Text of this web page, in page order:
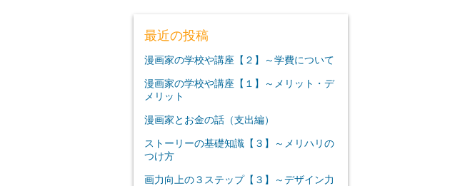
最近の投稿
漫画家の学校や講座【２】～学費について
漫画家の学校や講座【１】～メリット・デ
メリット
漫画家とお金の話（支出編）
ストーリーの基礎知識【３】～メリハリの
つけ方
画力向上の３ステップ【３】～デザイン力